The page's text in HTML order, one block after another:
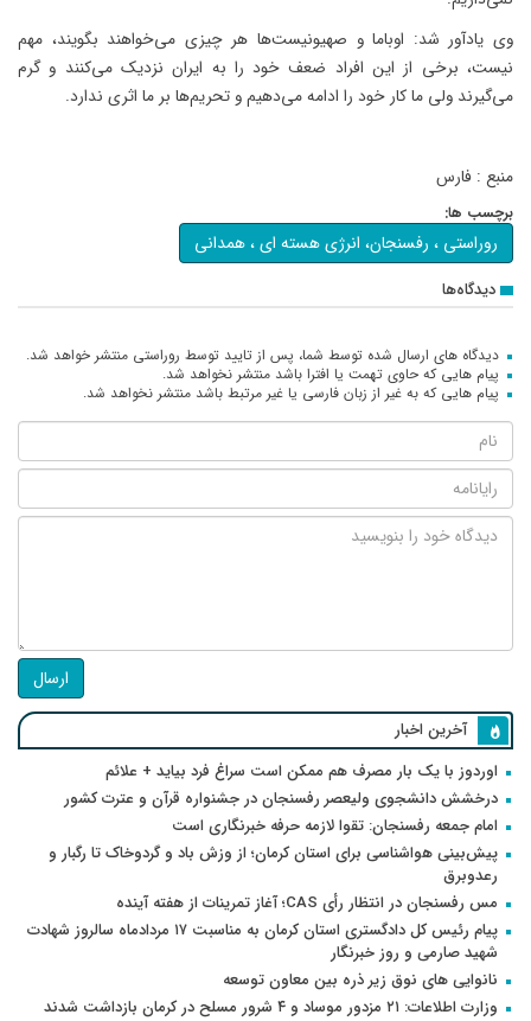
وی یادآور شد: اوباما و صهیونیست‌ها هر چیزی می‌خواهند بگویند، مهم
نیست، برخی از این افراد ضعف خود را به ایران نزدیک می‌کنند و گرم
می‌گیرند ولی ما کار خود را ادامه می‌دهیم و تحریم‌ها بر ما اثری ندارد.
منبع : فارس
برچسب ها:
روراستی ، رفسنجان، انرژی هسته ای ، همدانی
دیدگاه‌ها
دیدگاه های ارسال شده توسط شما، پس از تایید توسط روراستی منتشر خواهد شد.
پیام هایی که حاوی تهمت یا افترا باشد منتشر نخواهد شد.
پیام هایی که به غیر از زبان فارسی یا غیر مرتبط باشد منتشر نخواهد شد.
ارسال
آخرین اخبار
اوردوز با یک بار مصرف هم ممکن است سراغ فرد بیاید + علائم
درخشش دانشجوی ولیعصر رفسنجان در جشنواره قرآن و عترت کشور
امام جمعه رفسنجان: تقوا لازمه حرفه خبرنگاری است
پیش‌بینی هواشناسی برای استان کرمان؛ از وزش باد و گردوخاک تا رگبار و
رعدوبرق
مس رفسنجان در انتظار رأی CAS؛ آغاز تمرینات از هفته آینده
پیام رئیس کل دادگستری استان کرمان به مناسبت ۱۷ مردادماه سالروز شهادت
شهید صارمی و روز خبرنگار
نانوایی های نوق زیر ذره بین معاون توسعه
وزارت اطلاعات: ۲۱ مزدور موساد و ۴ شرور مسلح در کرمان بازداشت شدند